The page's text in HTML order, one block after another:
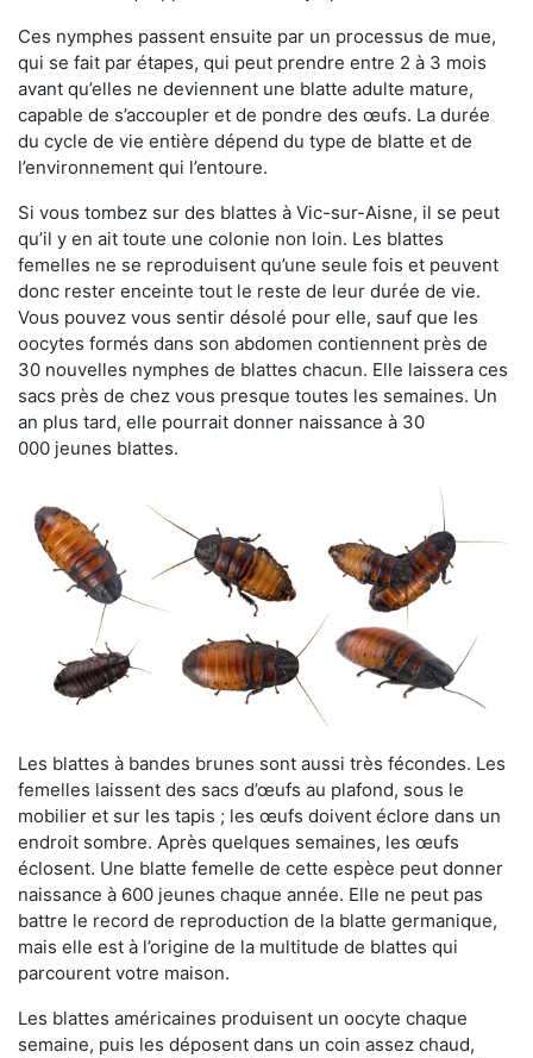
Ces nymphes passent ensuite par un processus de mue,
qui se fait par étapes, qui peut prendre entre 2 à 3 mois
avant qu’elles ne deviennent une blatte adulte mature,
capable de s’accoupler et de pondre des œufs. La durée
du cycle de vie entière dépend du type de blatte et de
l’environnement qui l’entoure.
Si vous tombez sur des blattes à Vic-sur-Aisne, il se peut
qu’il y en ait toute une colonie non loin. Les blattes
femelles ne se reproduisent qu’une seule fois et peuvent
donc rester enceinte tout le reste de leur durée de vie.
Vous pouvez vous sentir désolé pour elle, sauf que les
oocytes formés dans son abdomen contiennent près de
30 nouvelles nymphes de blattes chacun. Elle laissera ces
sacs près de chez vous presque toutes les semaines. Un
an plus tard, elle pourrait donner naissance à 30
000 jeunes blattes.
Les blattes à bandes brunes sont aussi très fécondes. Les
femelles laissent des sacs d’œufs au plafond, sous le
mobilier et sur les tapis ; les œufs doivent éclore dans un
endroit sombre. Après quelques semaines, les œufs
éclosent. Une blatte femelle de cette espèce peut donner
naissance à 600 jeunes chaque année. Elle ne peut pas
battre le record de reproduction de la blatte germanique,
mais elle est à l’origine de la multitude de blattes qui
parcourent votre maison.
Les blattes américaines produisent un oocyte chaque
semaine, puis les déposent dans un coin assez chaud,